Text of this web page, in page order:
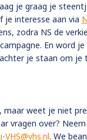
je graag je
je interesse aan via
zodra NS de
En word je
je staan om je
maar weet je niet
vragen over?
VHS@vhs.nl. We